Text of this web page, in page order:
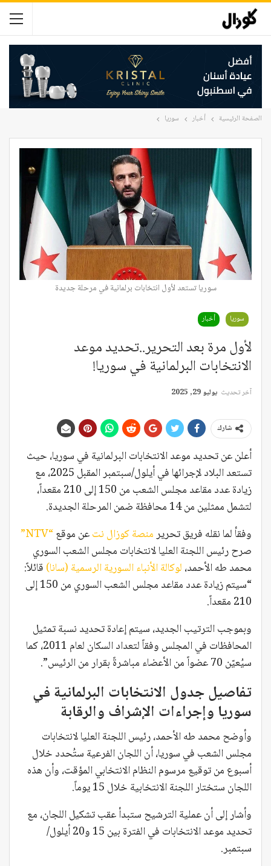
الصفحة الرئيسية أخبار سوريا
سوريا تستعد لأول انتخابات برلمانية في مرحلة جديدة
سوريا أخبار
لأول مرة بعد التحرير..تحديد موعد
الانتخابات البرلمانية في سوريا!
آخر تحديث يوليو 29, 2025
شارك
أعلن عن تحديد موعد الانتخابات البرلمانية في سوريا، حيث
تستعد البلاد لإجرائها في أيلول/سبتمبر المقبل 2025، مع
زيادة عدد مقاعد مجلس الشعب من 150 إلى 210 مقعداً،
لتشمل ممثلين من 14 محافظة ضمن المرحلة الجديدة.
وفقأ لما نقله فريق تحريرمنصة كوزال نتعن موقع“NTV”
صرح رئيس اللجنة العليا لانتخابات مجلس الشعب السوري
محمد طه الأحمد، لوكالة الأنباء السورية الرسمية (سانا) قائلاً:
“سيتم زيادة عدد مقاعد مجلس الشعب السوري من 150 إلى
210 مقعداً.
وبموجب الترتيب الجديد، سيتم إعادة تحديد نسبة تمثيل
المحافظات في المجلس وفقاً لتعداد السكان لعام 2011، كما
سيُعيّن 70 عضواً من الأعضاء مباشرةً بقرار من الرئيس”.
تفاصيل جدول الانتخابات البرلمانية في
سوريا وإجراءات الإشراف والرقابة
وأوضح محمد طه الأحمد، رئيس اللجنة العليا لانتخابات
مجلس الشعب في سوريا، أن اللجان الفرعية ستُحدد خلال
أسبوع من توقيع مرسوم النظام الانتخابي المؤقت، وأن هذه
اللجان ستختار اللجنة الانتخابية خلال 15 يوماً.
وأشار إلى أن عملية الترشيح ستبدأ عقب تشكيل اللجان، مع
تحديد موعد الانتخابات في الفترة بين 15 و20 أيلول/
سبتمبر.